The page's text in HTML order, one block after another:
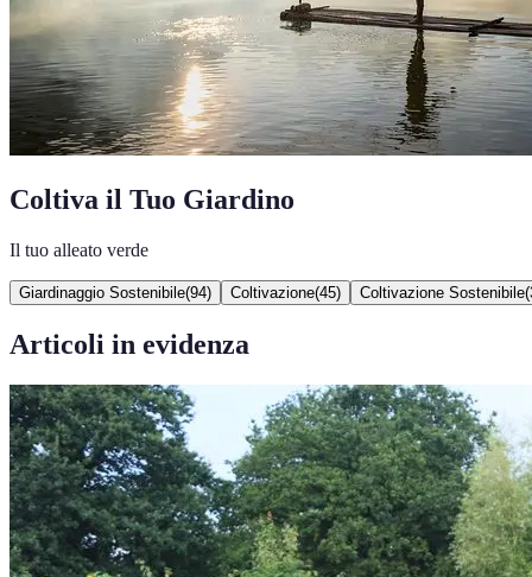
Coltiva il Tuo Giardino
Il tuo alleato verde
Giardinaggio Sostenibile(94) Coltivazione(45) Coltivazione Sostenibile(
Articoli in evidenza